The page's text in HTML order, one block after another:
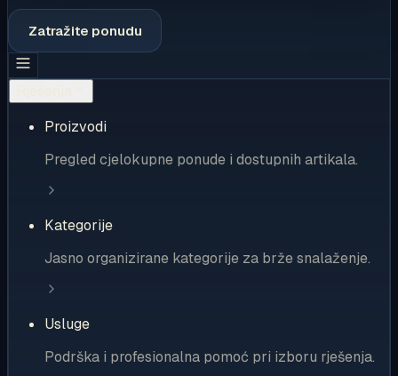
Zatražite ponudu
Proizvodi
Pregled cjelokupne ponude i dostupnih artikala.
Kategorije
Jasno organizirane kategorije za brže snalaženje.
Usluge
Podrška i profesionalna pomoć pri izboru rješenja.